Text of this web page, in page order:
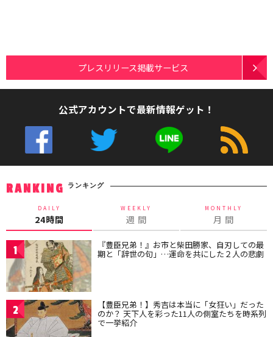
プレスリリース掲載サービス
公式アカウントで最新情報ゲット！
RANKING ランキング
DAILY
24時間
WEEKLY
週 間
MONTHLY
月 間
1 『豊臣兄弟！』お市と柴田勝家、自刃しての最
期と「辞世の句」…運命を共にした２人の悲劇
2 【豊臣兄弟！】秀吉は本当に「女狂い」だった
のか？ 天下人を彩った11人の側室たちを時系列
で一挙紹介